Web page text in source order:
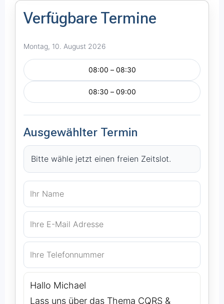
Verfügbare Termine
Montag, 10. August 2026
08:00 – 08:30
08:30 – 09:00
Ausgewählter Termin
Bitte wähle jetzt einen freien Zeitslot.